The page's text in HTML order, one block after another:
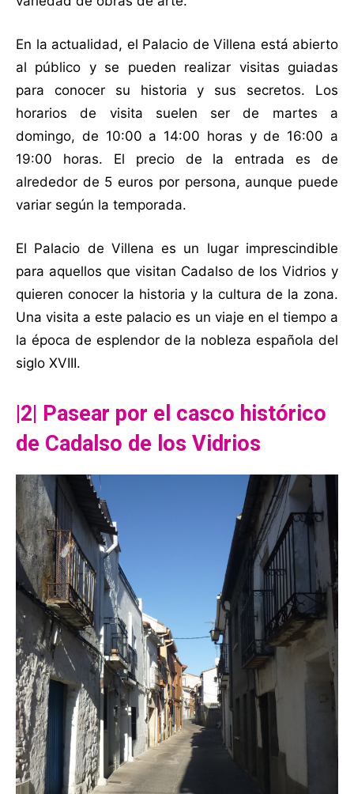
En la actualidad, el Palacio de Villena está abierto
al público y se pueden realizar visitas guiadas
para conocer su historia y sus secretos. Los
horarios de visita suelen ser de martes a
domingo, de 10:00 a 14:00 horas y de 16:00 a
19:00 horas. El precio de la entrada es de
alrededor de 5 euros por persona, aunque puede
variar según la temporada.
El Palacio de Villena es un lugar imprescindible
para aquellos que visitan Cadalso de los Vidrios y
quieren conocer la historia y la cultura de la zona.
Una visita a este palacio es un viaje en el tiempo a
la época de esplendor de la nobleza española del
siglo XVIII.
|2| Pasear por el casco histórico
de Cadalso de los Vidrios